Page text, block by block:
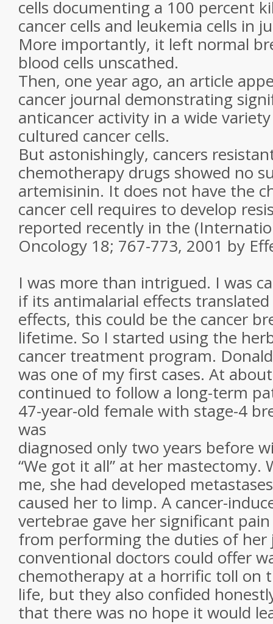
cells documenting a 100 percent
cancer cells and leukemia cells in
More importantly, it left normal
blood cells unscathed.
Then, one year ago, an article
cancer journal demonstrating
anticancer activity in a wide
cultured cancer cells.
But astonishingly, cancers
chemotherapy drugs showed no
artemisinin. It does not have the
cancer cell requires to develop
reported recently in the
Oncology 18; 767-773, 2001 by
I was more than intrigued. I was
if its antimalarial effects
effects, this could be the cancer
lifetime. So I started using the
cancer treatment program.
was one of my first cases. At
continued to follow a long-term
47-year-old female with stage-4
was
diagnosed only two years before
“We got it all” at her mastectomy.
me, she had developed
caused her to limp. A cancer-
vertebrae gave her significant
from performing the duties of her
conventional doctors could offer
chemotherapy at a horrific toll on
life, but they also confided
that there was no hope it would